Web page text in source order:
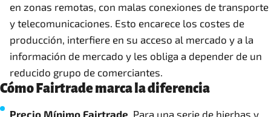
en zonas remotas, con malas conexiones de transporte
y telecomunicaciones. Esto encarece los costes de
producción, interfiere en su acceso al mercado y a la
información de mercado y les obliga a depender de un
reducido grupo de comerciantes.
Cómo Fairtrade marca la diferencia
Precio Mínimo Fairtrade . Para una serie de hierbas y